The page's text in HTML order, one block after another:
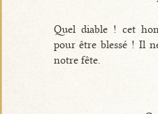
Quel diable ! cet
pour être blessé ! Il
notre fête.